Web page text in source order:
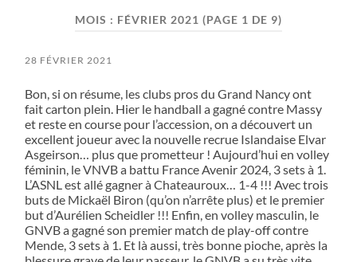
MOIS : FÉVRIER 2021 (PAGE 1 DE 9)
28 FÉVRIER 2021
Bon, si on résume, les clubs pros du Grand Nancy ont
fait carton plein. Hier le handball a gagné contre Massy
et reste en course pour l’accession, on a découvert un
excellent joueur avec la nouvelle recrue Islandaise Elvar
Asgeirson… plus que prometteur ! Aujourd’hui en volley
féminin, le VNVB a battu France Avenir 2024, 3 sets à 1.
L’ASNL est allé gagner à Chateauroux… 1-4 !!! Avec trois
buts de Mickaël Biron (qu’on n’arrête plus) et le premier
but d’Aurélien Scheidler !!! Enfin, en volley masculin, le
GNVB a gagné son premier match de play-off contre
Mende, 3 sets à 1. Et là aussi, très bonne pioche, après la